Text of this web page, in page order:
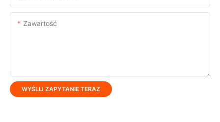
Zawartość
WYŚLIJ ZAPYTANIE TERAZ